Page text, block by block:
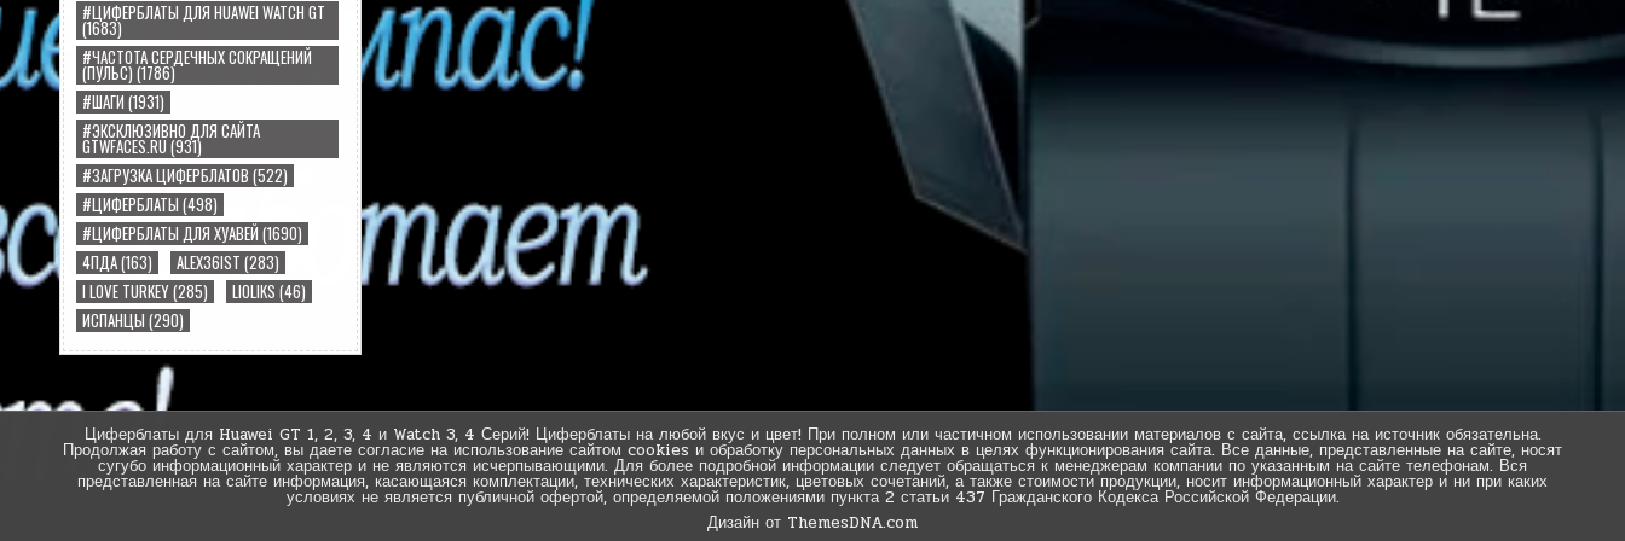
#ЦИФЕРБЛАТЫ ДЛЯ HUAWEI WATCH GT
(1683)
#ЧАСТОТА СЕРДЕЧНЫХ СОКРАЩЕНИЙ
(ПУЛЬС)(1786)
#ШАГИ (1931)
#ЭКСКЛЮЗИВНО ДЛЯ САЙТА
GTWFACES.RU(931)
#ЗАГРУЗКА ЦИФЕРБЛАТОВ (522)
#ЦИФЕРБЛАТЫ (498)
#ЦИФЕРБЛАТЫ ДЛЯ ХУАВЕЙ (1690)
4ПДА(163) ALEX36IST (283)
I LOVE TURKEY(285) LIOLIKS (46)
ИСПАНЦЫ (290)
Циферблаты для Huawei GT 1, 2, 3, 4 и Watch 3, 4 Серий! Циферблаты на любой вкус и цвет! При полном или частичном использовании материалов с сайта, ссылка на источник обязательна.
Продолжая работу с сайтом, вы даете согласие на использование сайтом cookies и обработку персональных данных в целях функционирования сайта. Все данные, представленные на сайте, носят
сугубо информационный характер и не являются исчерпывающими. Для более подробной информации следует обращаться к менеджерам компании по указанным на сайте телефонам. Вся
представленная на сайте информация, касающаяся комплектации, технических характеристик, цветовых сочетаний, а также стоимости продукции, носит информационный характер и ни при каких
условиях не является публичной офертой, определяемой положениями пункта 2 статьи 437 Гражданского Кодекса Российской Федерации.
Дизайн от ThemesDNA.com